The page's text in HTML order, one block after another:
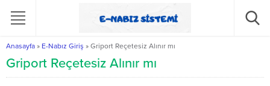
Anasayfa » E-Nabız Giriş » Griport Reçetesiz Alınır mı
Griport Reçetesiz Alınır mı